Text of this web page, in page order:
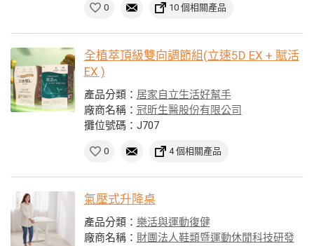
0 10 個相關產品
全植萃頂級雙向調節組(立速5D EX + 賦活
EX )
產品分類： 居家自立生活好幫手
廠商名稱： 冠昕生醫股份有限公司
攤位號碼：J707
0 4 個相關產品
氣壓式升降桌
產品分類： 樂活與運動復健
廠商名稱： 財團法人鞋類暨運動休閒科技研發